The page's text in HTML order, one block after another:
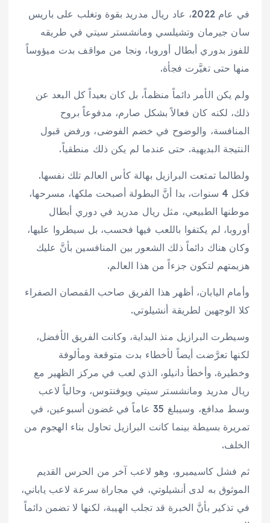
في عام 2022، عاد ريال مدريد بقوة وتغلب على باريس
سان جيرمان وتشيلسي ومانشستر سيتي في طريقه
للفوز بدوري أبطال أوروبا، ونجا من مواقف بدت ميؤوساً
منها حتى تغيَّرت فجأة.
ولم يكن الأمر دائماً منظماً، بل كان بعيداً كل البعد عن
ذلك، لكنه كان فعالاً بشكل صارم، مدفوعاً بروح
المنافسة، والوضوح في خضم الفوضى، ورفض قبول
النتيجة البديهية. حتى عندما لم يكن ذلك منطقياً.
ولطالما تمتعت البرازيل بهالة كأس العالم تلك نفسها.
فكل 4 سنوات، بدا أنَّ البطولة أصبحت ملكها، مسرحها،
موطنها الطبيعي، مثل ريال مدريد في دوري أبطال
أوروبا، لم يكتفوا باللعب فيها فحسب، بل سيطروا عليها،
وكان هناك دائماً ذلك الشعور بين المنافسين بأنَّ عليك
هزيمتهم لتكون جزءاً من هذا العالم.
وأمام اليابان، أظهر هذا الفريق صاحب القمصان الصفراء
كلا الوجهين لطريقة أنشيلوتي.
وسيطرت البرازيل منذ البداية، وكانت الفريق الأفضل،
لكنها تعرَّضت أيضاً لأخطاء بدت متوقعة ومألوفة
وخطيرة. وأخطأ دانيلو، الذي لعب في مركز الظهير مع
ريال مدريد ومانشستر سيتي ويوفنتوس، وحالياً لاعب
وسط مدافع، وسيبلغ 35 عاماً في غضون أسبوعين، في
تمريرة بسيطة بينما كانت البرازيل تحاول بناء الهجوم من
الخلف.
ثم فشل كاسيميرو، وهو لاعب آخر من الحرس القديم
الموثوق به لدى أنشيلوتي، في مجاراة سرعة لاعب ياباني،
في تذكير بأنَّ الخبرة قد تجلب الهيبة، لكنها لا تضمن دائماً